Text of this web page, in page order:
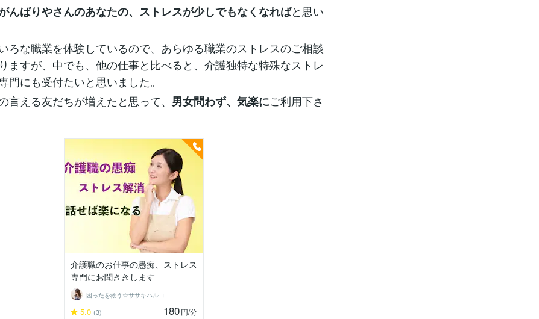
んばりやさんのあなたの、ストレスが少しでもなくなればと思い
ろな職業を体験しているので、あらゆる職業のストレスのご相談
ますが、中でも、他の仕事と比べると、介護独特な特殊なストレ
門にも受付たいと思いました。
える友だちが増えたと思って、 男女問わず、気楽にご利用下さ
介護職のお仕事の愚痴、ストレス
専門にお聞ききします
困ったを救う☆ササキハルコ
5.0 (3) 180円/分